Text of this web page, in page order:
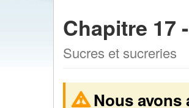
Chapitre 17
Sucres et sucreries
Nous avons